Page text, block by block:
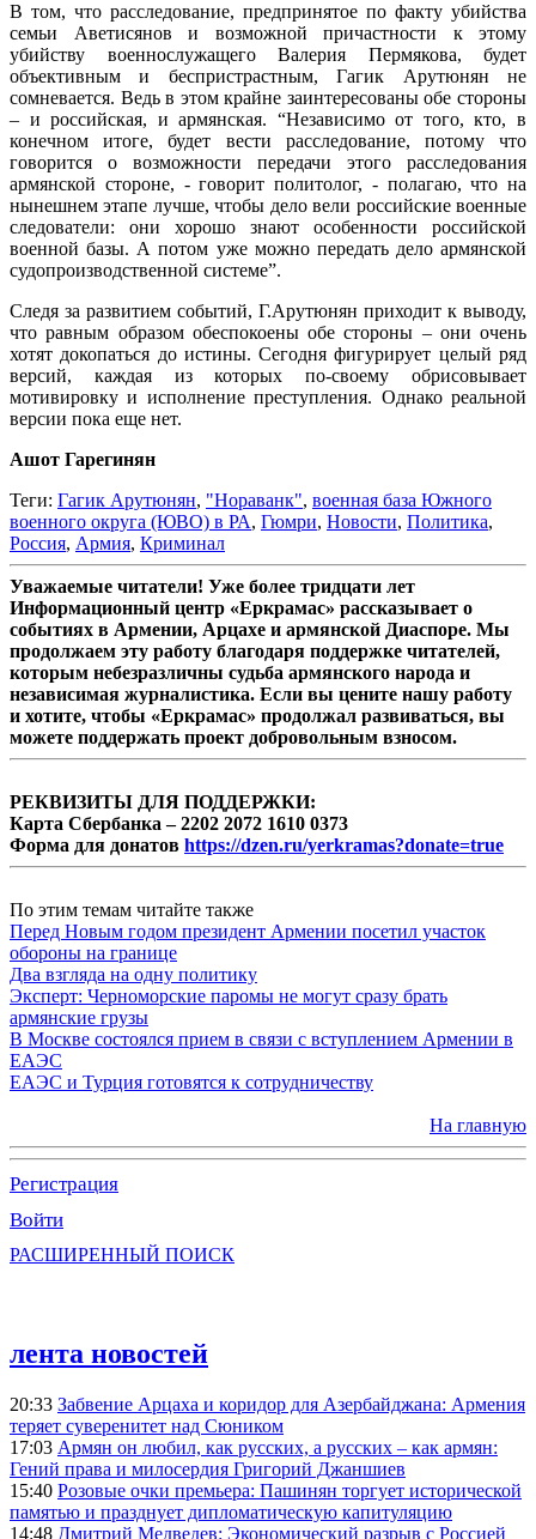
В том, что расследование, предпринятое по факту убийства
семьи Аветисянов и возможной причастности к этому
убийству военнослужащего Валерия Пермякова, будет
объективным и беспристрастным, Гагик Арутюнян не
сомневается. Ведь в этом крайне заинтересованы обе стороны
– и российская, и армянская. “Независимо от того, кто, в
конечном итоге, будет вести расследование, потому что
говорится о возможности передачи этого расследования
армянской стороне, - говорит политолог, - полагаю, что на
нынешнем этапе лучше, чтобы дело вели российские военные
следователи: они хорошо знают особенности российской
военной базы. А потом уже можно передать дело армянской
судопроизводственной системе”.
Следя за развитием событий, Г.Арутюнян приходит к выводу,
что равным образом обеспокоены обе стороны – они очень
хотят докопаться до истины. Сегодня фигурирует целый ряд
версий, каждая из которых по-своему обрисовывает
мотивировку и исполнение преступления. Однако реальной
версии пока еще нет.
Ашот Гарегинян
Теги: Гагик Арутюнян, "Нораванк", военная база Южного
военного округа (ЮВО) в РА, Гюмри, Новости, Политика,
Россия, Армия, Криминал
Уважаемые читатели! Уже более тридцати лет
Информационный центр «Еркрамас» рассказывает о
событиях в Армении, Арцахе и армянской Диаспоре. Мы
продолжаем эту работу благодаря поддержке читателей,
которым небезразличны судьба армянского народа и
независимая журналистика. Если вы цените нашу работу
и хотите, чтобы «Еркрамас» продолжал развиваться, вы
можете поддержать проект добровольным взносом.
РЕКВИЗИТЫ ДЛЯ ПОДДЕРЖКИ:
Карта Сбербанка – 2202 2072 1610 0373
Форма для донатов https://dzen.ru/yerkramas?donate=true
По этим темам читайте также
Перед Новым годом президент Армении посетил участок
обороны на границе
Два взгляда на одну политику
Эксперт: Черноморские паромы не могут сразу брать
армянские грузы
В Москве состоялся прием в связи с вступлением Армении в
ЕАЭС
ЕАЭС и Турция готовятся к сотрудничеству
На главную
Регистрация
Войти
РАСШИРЕННЫЙ ПОИСК
лента новостей
20:33 Забвение Арцаха и коридор для Азербайджана: Армения
теряет суверенитет над Сюником
17:03 Армян он любил, как русских, а русских – как армян:
Гений права и милосердия Григорий Джаншиев
15:40 Розовые очки премьера: Пашинян торгует исторической
памятью и празднует дипломатическую капитуляцию
14:48 Дмитрий Медведев: Экономический разрыв с Россией